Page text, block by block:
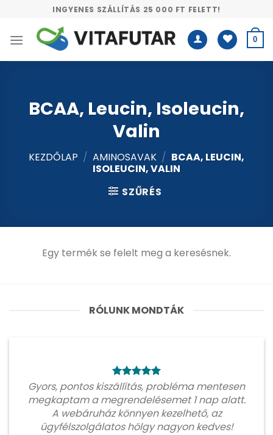
content
INGYENES SZÁLLÍTÁS 25 000 FT FELETT!
0
BCAA, Leucin, Isoleucin,
Valin
KEZDŐLAP / AMINOSAVAK / BCAA, LEUCIN,
ISOLEUCIN, VALIN
SZŰRÉS
Egy termék se felelt meg a keresésnek.
RÓLUNK MONDTÁK
Gyors, pontos kiszállítás, probléma mentesen
megkaptam a megrendelésemet 1 nap alatt.
A webáruház könnyen kezelhető, az
ügyfélszolgálatos hölgy nagyon kedves!